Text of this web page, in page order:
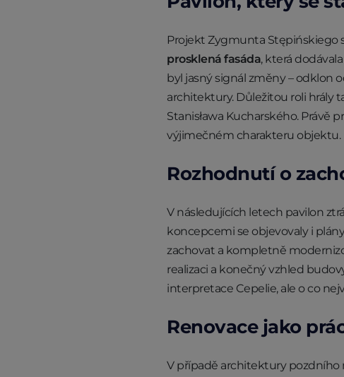
Projekt Zygmunta Stępińskiego
prosklená fasáda, která
byl jasný signál změny – odklon
architektury. Důležitou roli hrály
Stanisława Kucharského.
výjimečném charakteru objektu.
Rozhodnutí o
V následujících letech pavilon
koncepcemi se objevovaly i
zachovat a kompletně
realizaci a konečný vzhled
interpretace Cepelie, ale o co
Renovace jako
V případě architektury pozdního